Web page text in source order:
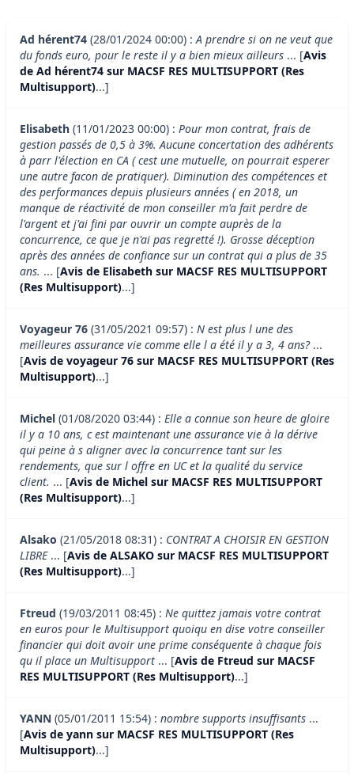
Ad hérent74 (28/01/2024 00:00) :A prendre si on ne veut que
du fonds euro, pour le reste il y a bien mieux ailleurs ... [Avis
de Ad hérent74 sur MACSF RES MULTISUPPORT (Res
Multisupport)...]
Elisabeth (11/01/2023 00:00) : Pour mon contrat, frais de
gestion passés de 0,5 à 3%. Aucune concertation des adhérents
à parr l'élection en CA ( cest une mutuelle, on pourrait esperer
une autre facon de pratiquer). Diminution des compétences et
des performances depuis plusieurs années ( en 2018, un
manque de réactivité de mon conseiller m'a fait perdre de
l'argent et j'ai fini par ouvrir un compte auprès de la
concurrence, ce que je n'ai pas regretté !). Grosse déception
après des années de confiance sur un contrat qui a plus de 35
ans. ... [Avis de Elisabeth sur MACSF RES MULTISUPPORT
(Res Multisupport)...]
Voyageur 76 (31/05/2021 09:57) : N est plus l une des
meilleures assurance vie comme elle l a été il y a 3, 4 ans?...
[Avis de voyageur 76 sur MACSF RES MULTISUPPORT (Res
Multisupport)...]
Michel (01/08/2020 03:44) : Elle a connue son heure de gloire
il y a 10 ans, c est maintenant une assurance vie à la dérive
qui peine à s aligner avec la concurrence tant sur les
rendements, que sur l offre en UC et la qualité du service
client. ... [Avis de Michel sur MACSF RES MULTISUPPORT
(Res Multisupport)...]
Alsako (21/05/2018 08:31) : CONTRAT A CHOISIR EN GESTION
LIBRE... [Avis de ALSAKO sur MACSF RES MULTISUPPORT
(Res Multisupport)...]
Ftreud (19/03/2011 08:45) : Ne quittez jamais votre contrat
en euros pour le Multisupport quoiqu en dise votre conseiller
financier qui doit avoir une prime conséquente à chaque fois
qu il place un Multisupport ... [Avis de Ftreud sur MACSF
RES MULTISUPPORT (Res Multisupport)...]
YANN (05/01/2011 15:54) : nombre supports insuffisants ...
[Avis de yann sur MACSF RES MULTISUPPORT (Res
Multisupport)...]